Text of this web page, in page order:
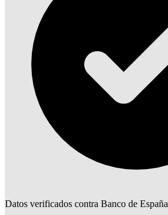
Datos verificados contra Banco de España